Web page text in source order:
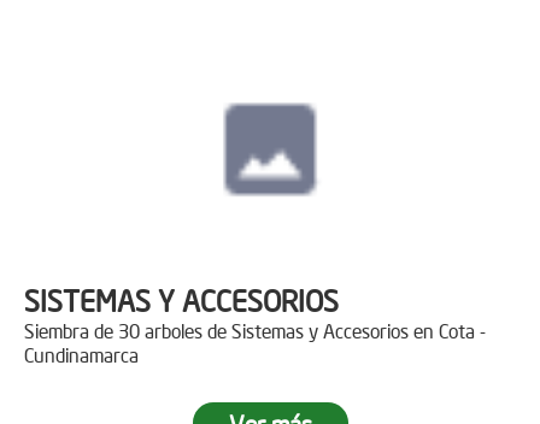
SISTEMAS Y ACCESORIOS
Siembra de 30 arboles de Sistemas y Accesorios en Cota -
Cundinamarca